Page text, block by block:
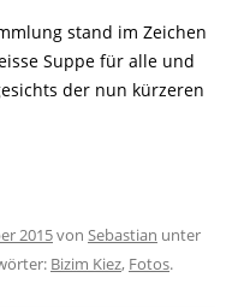
stand im Zeichen
Suppe für alle und
der nun kürzeren
2015von Sebastian unter
Bizim Kiez, Fotos.